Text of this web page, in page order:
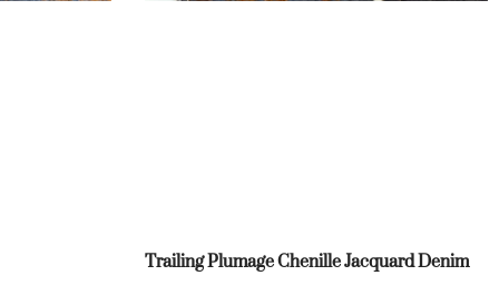
Trailing Plumage Chenille Jacquard Denim